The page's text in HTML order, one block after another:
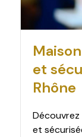
et
Rhône
et